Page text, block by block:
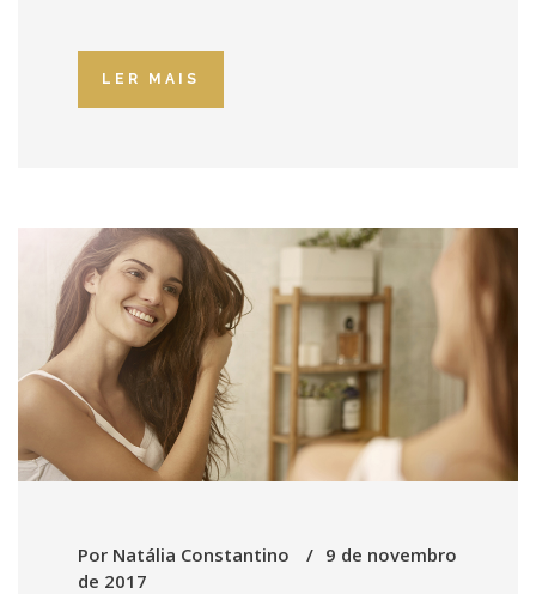
LER MAIS
Por Natália Constantino
9 de novembro
de 2017